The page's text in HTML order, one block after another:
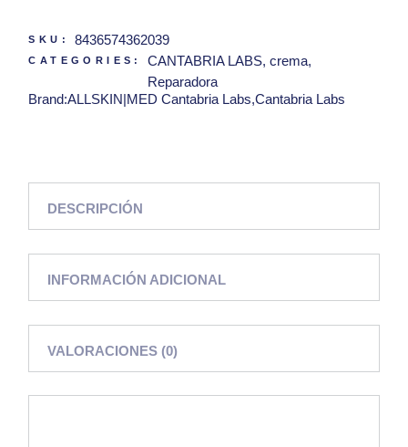
SKU: 8436574362039
CATEGORIES: CANTABRIA LABS, crema,
Reparadora
Brand:ALLSKIN|MED Cantabria Labs,Cantabria Labs
DESCRIPCIÓN
INFORMACIÓN ADICIONAL
VALORACIONES (0)